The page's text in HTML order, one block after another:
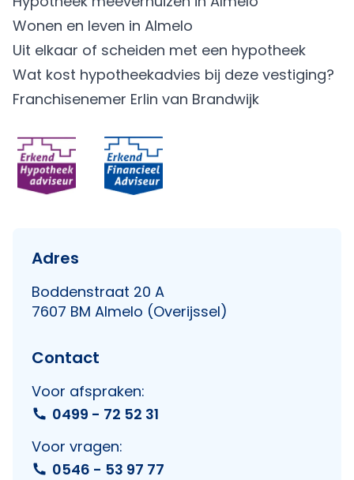
Wonen en leven in Almelo
Uit elkaar of scheiden met een hypotheek
Wat kost hypotheekadvies bij deze vestiging?
Franchisenemer Erlin van Brandwijk
Adres
Boddenstraat 20 A
7607 BM Almelo (Overijssel)
Contact
Voor afspraken:
0499 - 72 52 31
Voor vragen:
0546 - 53 97 77